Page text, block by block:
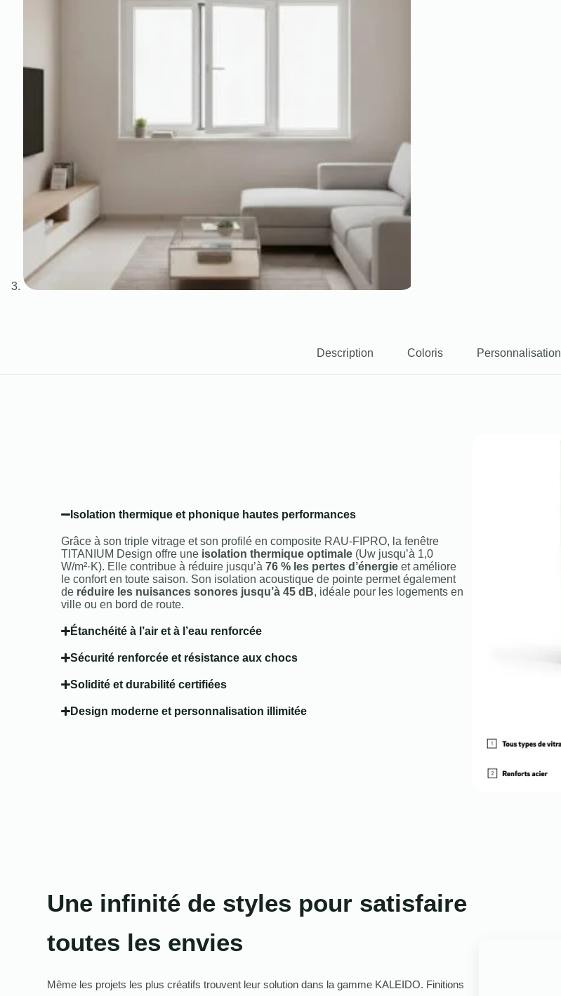
Description Coloris Personnalisation
Isolation thermique et phonique hautes performances
Grâce à son triple vitrage et son profilé en composite RAU‑FIPRO, la fenêtre
TITANIUM Design offre une isolation thermique optimale (Uw jusqu’à 1,0
W/m²·K). Elle contribue à réduire jusqu’à76 % les pertes d’énergie et améliore
le confort en toute saison. Son isolation acoustique de pointe permet également
de réduire les nuisances sonores jusqu’à 45 dB, idéale pour les logements en
ville ou en bord de route.
Étanchéité à l’air et à l’eau renforcée
Sécurité renforcée et résistance aux chocs
Solidité et durabilité certifiées
Design moderne et personnalisation illimitée
Une infinité de styles pour satisfaire
toutes les envies
Même les projets les plus créatifs trouvent leur solution dans la gamme KALEIDO. Finitions